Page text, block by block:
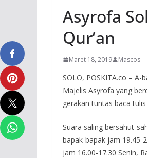
Asyrofa
Qur’an
Maret 18, 2019 Mascos
SOLO, POSKITA.co –
Majelis Asyrofa yang
gerakan tuntas baca
Suara saling bersahut-
bapak-bapak jam 19.45-
jam 16.00-17.30 Senin,